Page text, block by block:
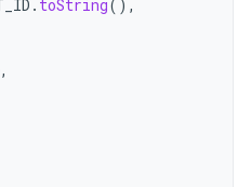
. toString(),
,